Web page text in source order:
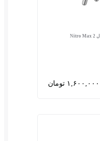
۱,۶۰۰,۰۰۰ تومان